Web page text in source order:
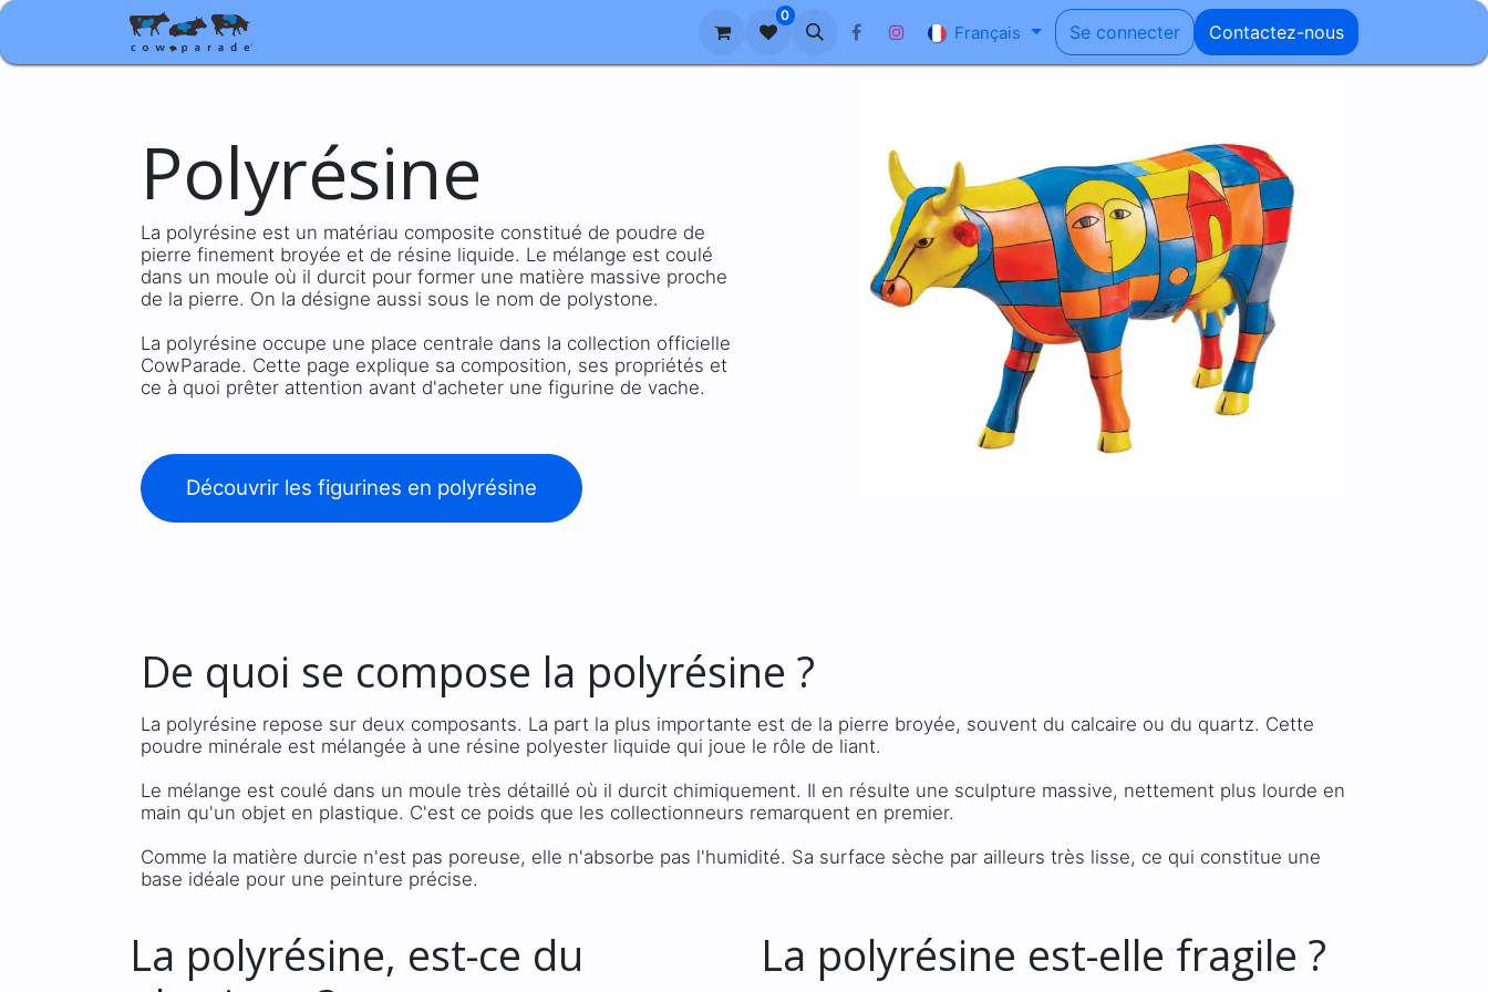
À propos de nous Blog FAQ
0
Français Se connecter Contactez-nous
Polyrésine
La polyrésine est un matériau composite constitué de poudre de
pierre finement broyée et de résine liquide. Le mélange est coulé
dans un moule où il durcit pour former une matière massive proche
de la pierre. On la désigne aussi sous le nom de polystone.
La polyrésine occupe une place centrale dans la collection officielle
CowParade. Cette page explique sa composition, ses propriétés et
ce à quoi prêter attention avant d'acheter une figurine de vache.
Découvrir les figurines en polyrésine
De quoi se compose la polyrésine ?
La polyrésine repose sur deux composants. La part la plus importante est de la pierre broyée, souvent du calcaire ou du quartz. Cette
poudre minérale est mélangée à une résine polyester liquide qui joue le rôle de liant.
Le mélange est coulé dans un moule très détaillé où il durcit chimiquement. Il en résulte une sculpture massive, nettement plus lourde en
main qu'un objet en plastique. C'est ce poids que les collectionneurs remarquent en premier.
Comme la matière durcie n'est pas poreuse, elle n'absorbe pas l'humidité. Sa surface sèche par ailleurs très lisse, ce qui constitue une
base idéale pour une peinture précise.
La polyrésine, est-ce du
La polyrésine est-elle fragile ?